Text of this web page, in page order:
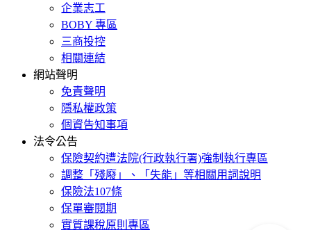
企業志工
BOBY 專區
三商投控
相關連結
網站聲明
免責聲明
隱私權政策
個資告知事項
法令公告
保險契約遭法院(行政執行署)強制執行專區
調整「殘廢」、「失能」等相關用詞說明
保險法107條
保單審閱期
實質課稅原則專區